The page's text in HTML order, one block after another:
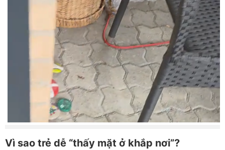
Vì sao trẻ dễ “thấy mặt ở khắp nơi”?